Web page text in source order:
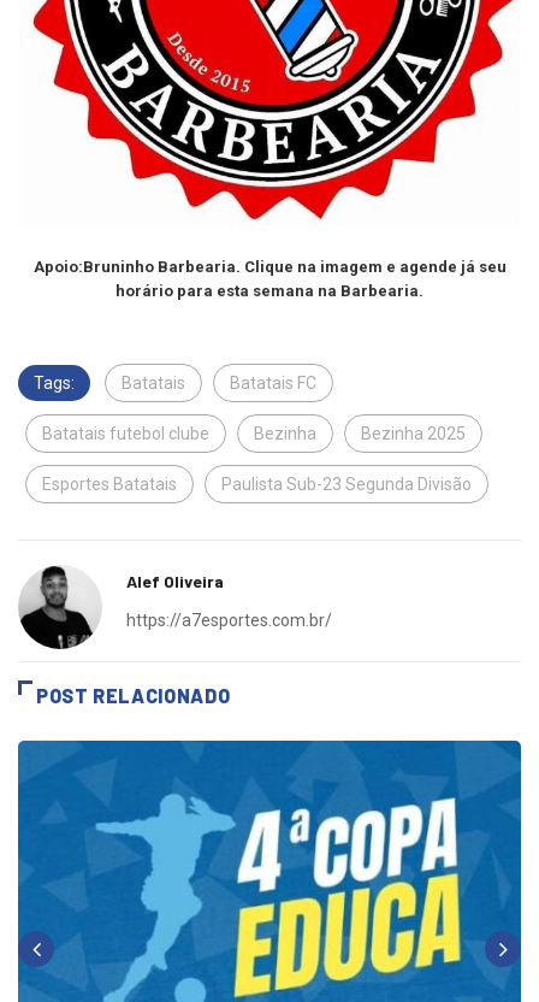
Apoio:Bruninho Barbearia. Clique na imagem e agende já seu
horário para esta semana na Barbearia.
Tags: Batatais Batatais FC
Batatais futebol clube Bezinha Bezinha 2025
Esportes Batatais Paulista Sub-23 Segunda Divisão
Alef Oliveira
https://a7esportes.com.br/
POST RELACIONADO